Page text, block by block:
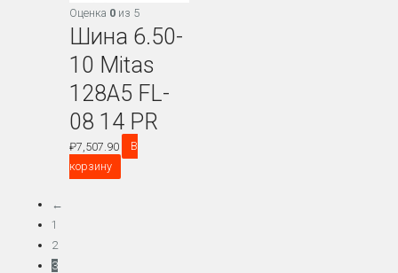
Оценка 0 из 5
Шина 6.50-
10 Mitas
128A5 FL-
08 14 PR
₽7,507.90
В
корзину
←
1
2
3